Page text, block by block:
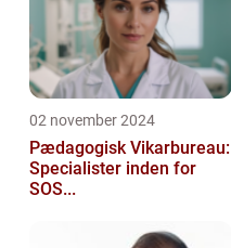
02 november 2024
Pædagogisk Vikarbureau:
Specialister inden for
SOS...